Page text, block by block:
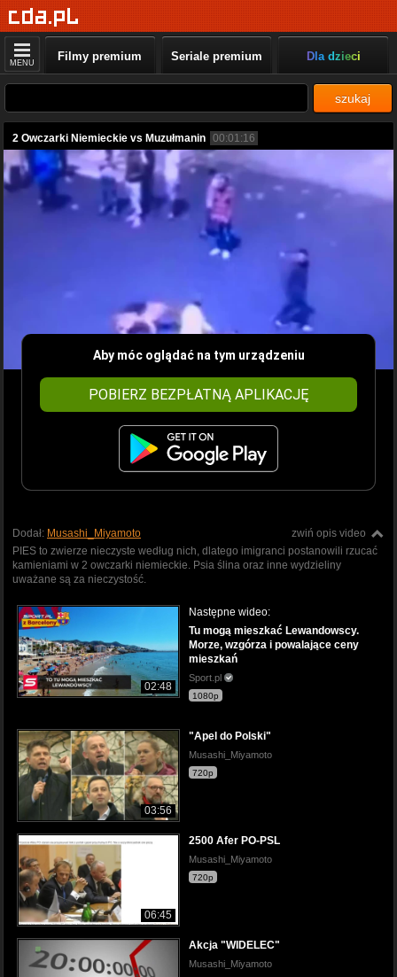
MENU Filmy premium Seriale premium Dla dzieci
szukaj
2 Owczarki Niemieckie vs Muzułmanin 00:01:16
Aby móc oglądać na tym urządzeniu
POBIERZ BEZPŁATNĄ APLIKACJĘ
zwiń opis video
Dodał: Musashi_Miyamoto
PIES to zwierze nieczyste według nich, dlatego imigranci postanowili rzucać
kamieniami w 2 owczarki niemieckie. Psia ślina oraz inne wydzieliny
uważane są za nieczystość.
02:48
Następne wideo:
Tu mogą mieszkać Lewandowscy.
Morze, wzgórza i powalające ceny
mieszkań
Sport.pl
1080p
03:56
"Apel do Polski"
Musashi_Miyamoto
720p
06:45
2500 Afer PO-PSL
Musashi_Miyamoto
720p
Akcja "WIDELEC"
Musashi_Miyamoto